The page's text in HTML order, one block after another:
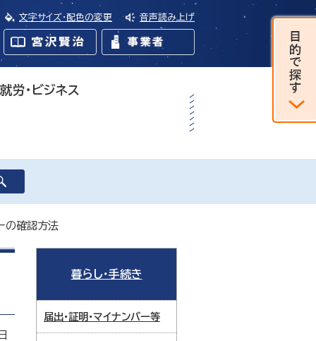
文字サイズ・配色の変更 音声読み上げ
労・ビジネス
の確認方法
暮らし・手続き
届出・証明・マイナンバー等